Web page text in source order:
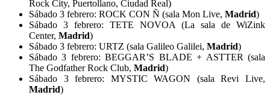
Rock City, Puertollano, Ciudad Real)
Sábado 3 febrero: ROCK CON Ñ (sala Mon Live, Madrid)
Sábado 3 febrero: TETE NOVOA (La sala de WiZink
Center, Madrid)
Sábado 3 febrero: URTZ (sala Galileo Galilei, Madrid)
Sábado 3 febrero: BEGGAR’S BLADE + ASTTER (sala
The Godfather Rock Club, Madrid)
Sábado 3 febrero: MYSTIC WAGON (sala Revi Live,
Madrid)